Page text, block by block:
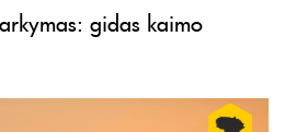
gidas kaimo